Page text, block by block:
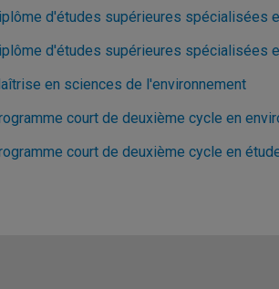
d'études supérieures spécialisées
d'études supérieures spécialisées
en sciences de l'environnement
court de deuxième cycle en
court de deuxième cycle en